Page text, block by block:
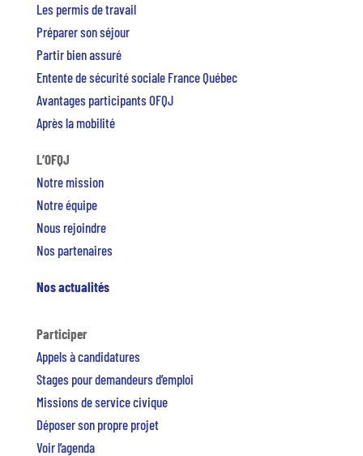
Les permis de travail
Préparer son séjour
Partir bien assuré
Entente de sécurité sociale France Québec
Avantages participants OFQJ
Après la mobilité
L’OFQJ
Notre mission
Notre équipe
Nous rejoindre
Nos partenaires
Nos actualités
Participer
Appels à candidatures
Stages pour demandeurs d’emploi
Missions de service civique
Déposer son propre projet
Voir l’agenda